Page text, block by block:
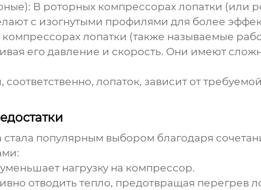
В роторных компрессорах лопатки (или
с изогнутыми профилями для более
лопатки (также называемые
его давление и скорость. Они имеют
лопаток, зависит от
стала популярным выбором благодаря
нагрузку на компрессор.
отводить тепло, предотвращая перегрев